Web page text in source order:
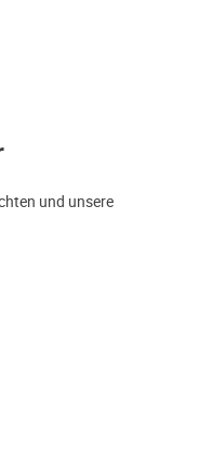
und unsere